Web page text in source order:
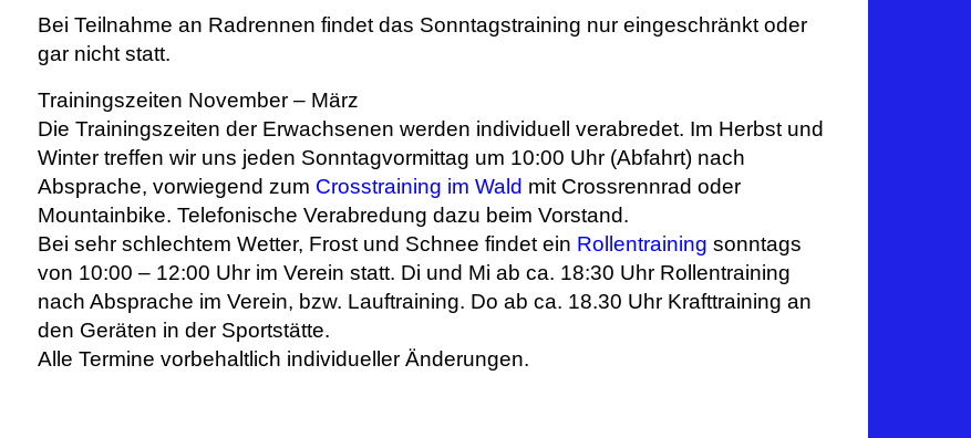
Bei Teilnahme an Radrennen findet das Sonntagstraining nur eingeschränkt oder
gar nicht statt.
Trainingszeiten November – März
Die Trainingszeiten der Erwachsenen werden individuell verabredet. Im Herbst und
Winter treffen wir uns jeden Sonntagvormittag um 10:00 Uhr (Abfahrt) nach
Absprache, vorwiegend zum Crosstraining im Wald mit Crossrennrad oder
Mountainbike. Telefonische Verabredung dazu beim Vorstand.
Bei sehr schlechtem Wetter, Frost und Schnee findet ein Rollentraining sonntags
von 10:00 – 12:00 Uhr im Verein statt. Di und Mi ab ca. 18:30 Uhr Rollentraining
nach Absprache im Verein, bzw. Lauftraining. Do ab ca. 18.30 Uhr Krafttraining an
den Geräten in der Sportstätte.
Alle Termine vorbehaltlich individueller Änderungen.
Home
Mailkontakt – Kontaktformular
QR-Code
Besuche
Visits today: _